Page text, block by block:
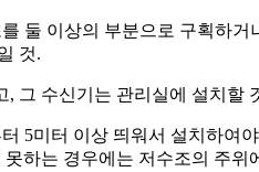
둘 이상의 부분으로 구획하
것.
, 그 수신기는 관리실에 설치할
5미터 이상 띄워서 설치하여
하는 경우에는 저수조의 주위